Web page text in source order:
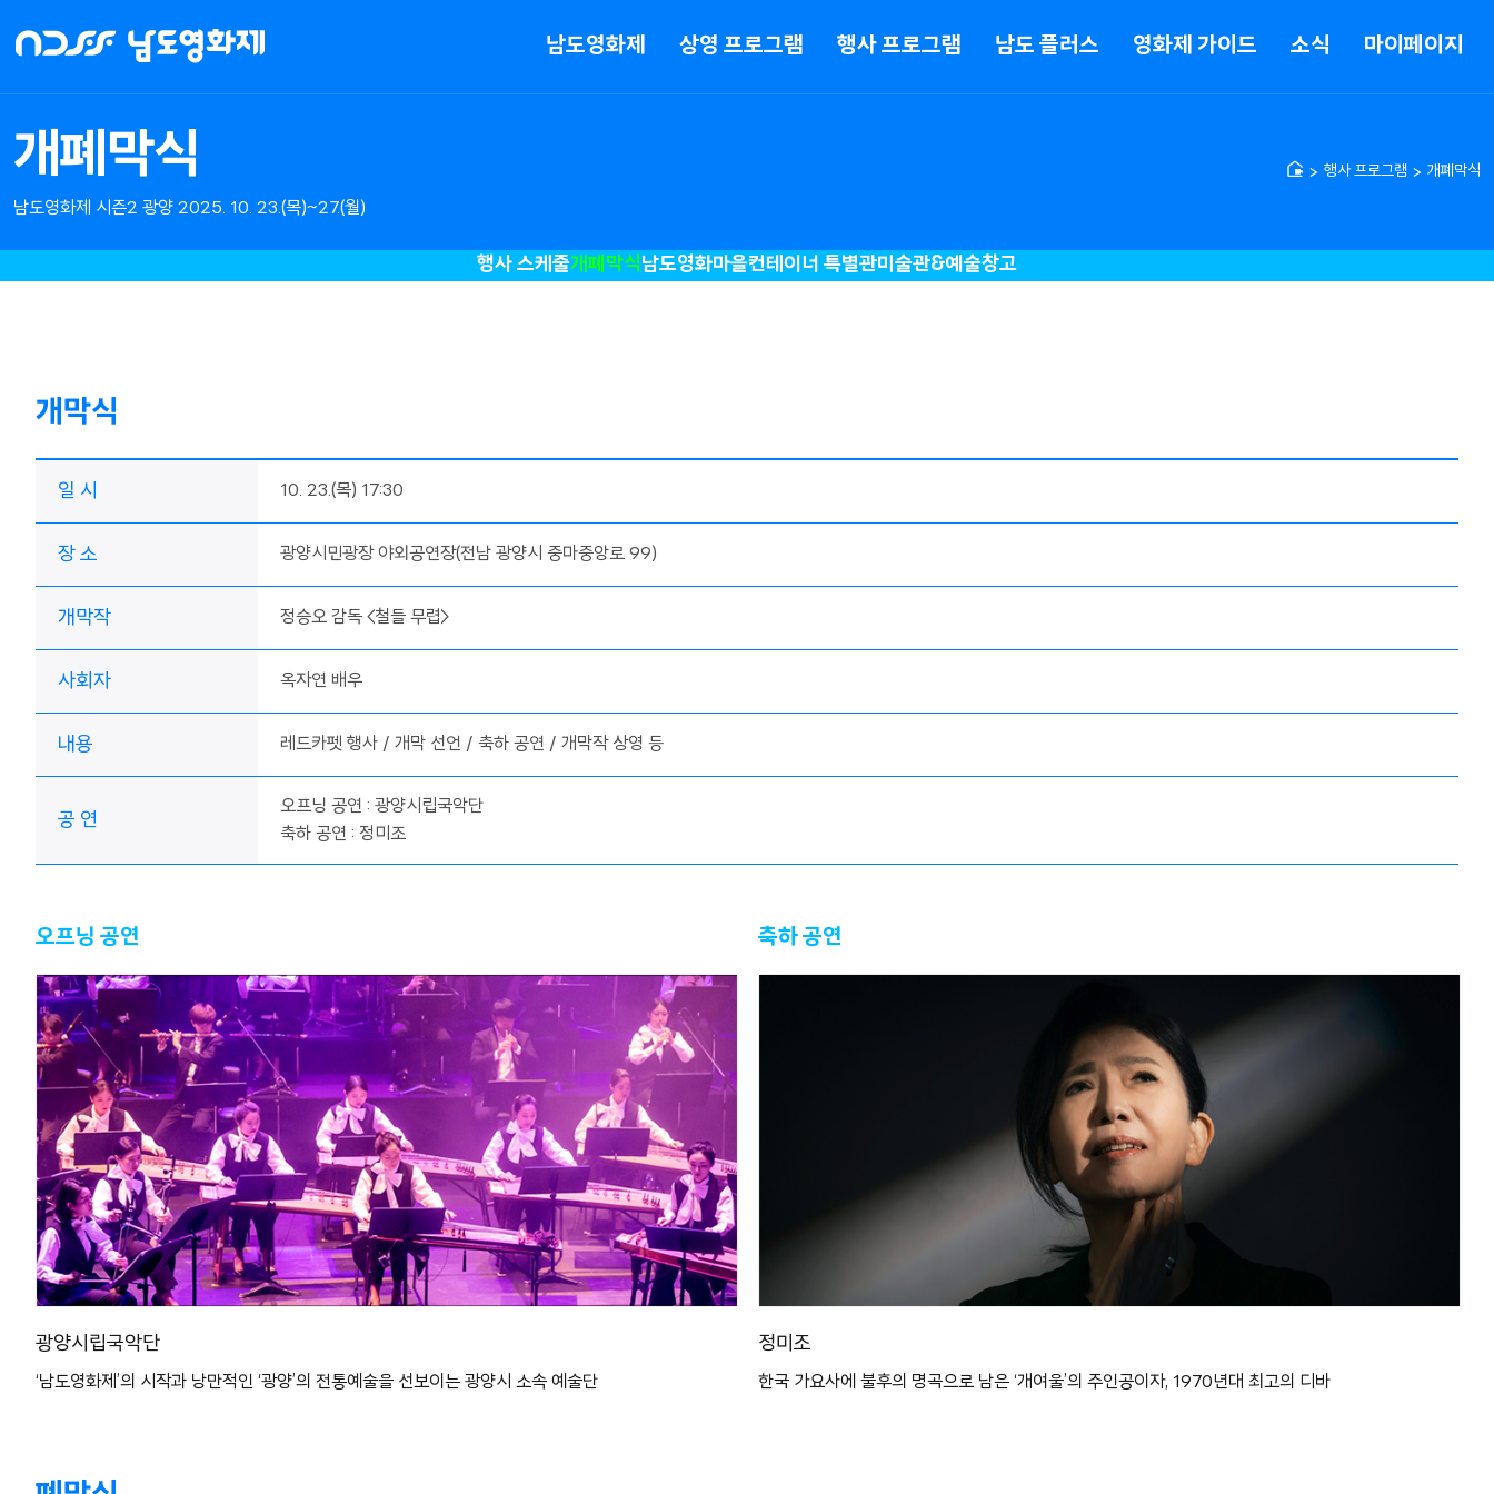
NDFF
남도영화제
시즌2
광양
남도영화제 상영 프로그램 행사 프로그램 남도 플러스 영화제 가이드 소식 마이페이지
개폐막식
남도영화제 시즌2 광양 2025. 10. 23.(목)~27.(월)
행사 프로그램 개폐막식
행사 스케줄개폐막식남도영화마을컨테이너 특별관미술관&예술창고
개막식
일 시 10. 23.(목) 17:30
장 소 광양시민광장 야외공연장(전남 광양시 중마중앙로 99)
개막작 정승오 감독 <철들 무렵>
사회자 옥자연 배우
내용 레드카펫 행사 / 개막 선언 / 축하 공연 / 개막작 상영 등
공 연
오프닝 공연 : 광양시립국악단
축하 공연 : 정미조
오프닝 공연
광양시립국악단
‘남도영화제’의 시작과 낭만적인 ‘광양’의 전통예술을 선보이는 광양시 소속 예술단
축하 공연
정미조
한국 가요사에 불후의 명곡으로 남은 ‘개여울’의 주인공이자, 1970년대 최고의 디바